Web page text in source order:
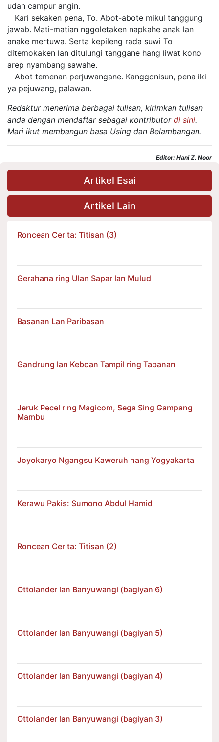
udan campur angin.
Kari sekaken pena, To. Abot-abote mikul tanggung
jawab. Mati-matian nggoletaken napkahe anak lan
anake mertuwa. Serta kepileng rada suwi To
ditemokaken lan ditulungi tanggane hang liwat kono
arep nyambang sawahe.
Abot temenan perjuwangane. Kanggonisun, pena iki
ya pejuwang, palawan.
Redaktur menerima berbagai tulisan, kirimkan tulisan
anda dengan mendaftar sebagai kontributor di sini.
Mari ikut membangun basa Using dan Belambangan.
Editor: Hani Z. Noor
Artikel Esai
Artikel Lain
Roncean Cerita: Titisan (3)
Gerahana ring Ulan Sapar lan Mulud
Basanan Lan Paribasan
Gandrung lan Keboan Tampil ring Tabanan
Jeruk Pecel ring Magicom, Sega Sing Gampang
Mambu
Joyokaryo Ngangsu Kaweruh nang Yogyakarta
Kerawu Pakis: Sumono Abdul Hamid
Roncean Cerita: Titisan (2)
Ottolander lan Banyuwangi (bagiyan 6)
Ottolander lan Banyuwangi (bagiyan 5)
Ottolander lan Banyuwangi (bagiyan 4)
Ottolander lan Banyuwangi (bagiyan 3)